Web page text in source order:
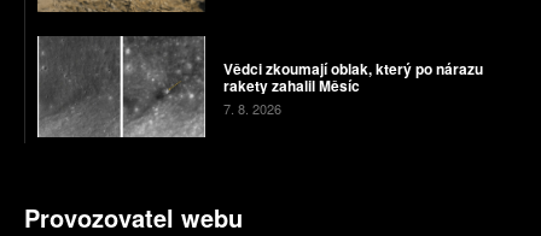
Vědci zkoumají oblak, který po nárazu
rakety zahalil Měsíc
7. 8. 2026
Provozovatel webu